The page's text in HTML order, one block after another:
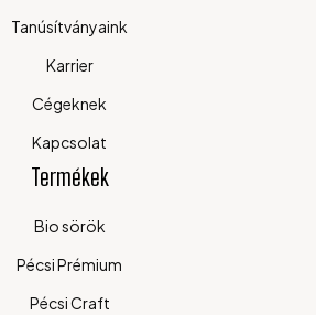
Tanúsítványaink
Karrier
Cégeknek
Kapcsolat
Termékek
Bio sörök
Pécsi Prémium
Pécsi Craft